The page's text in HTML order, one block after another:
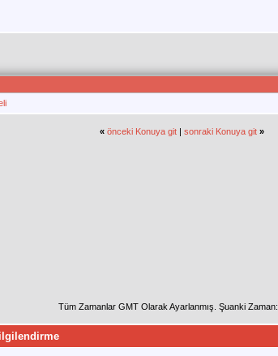
« önceki Konuya git| sonraki Konuya git »
Tüm Zamanlar GMT Olarak Ayarlanmış. Şuanki Zaman: